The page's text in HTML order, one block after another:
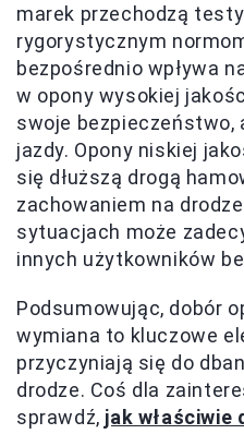
marek przechodzą
rygorystycznym
bezpośrednio wpływa
w opony wysokiej
swoje bezpieczeństwo,
jazdy. Opony niskiej
się dłuższą drogą
zachowaniem na
sytuacjach może
innych użytkowników
Podsumowując, dobór
wymiana to kluczowe
przyczyniają się do
drodze. Coś dla
sprawdź, jak właściwie